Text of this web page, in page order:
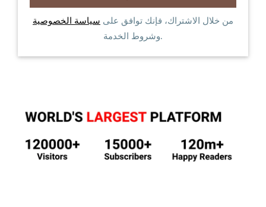
من خلال الاشتراك، فإنك توافق على سياسة الخصوصية
وشروط الخدمة.